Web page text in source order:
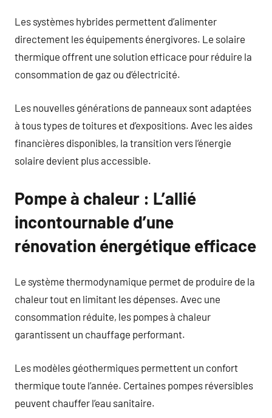
Les systèmes hybrides permettent d’alimenter
directement les équipements énergivores. Le solaire
thermique offrent une solution efficace pour réduire la
consommation de gaz ou d’électricité.
Les nouvelles générations de panneaux sont adaptées
à tous types de toitures et d’expositions. Avec les aides
financières disponibles, la transition vers l’énergie
solaire devient plus accessible.
Pompe à chaleur : L’allié
incontournable d’une
rénovation énergétique efficace
Le système thermodynamique permet de produire de la
chaleur tout en limitant les dépenses. Avec une
consommation réduite, les pompes à chaleur
garantissent un chauffage performant.
Les modèles géothermiques permettent un confort
thermique toute l’année. Certaines pompes réversibles
peuvent chauffer l’eau sanitaire.